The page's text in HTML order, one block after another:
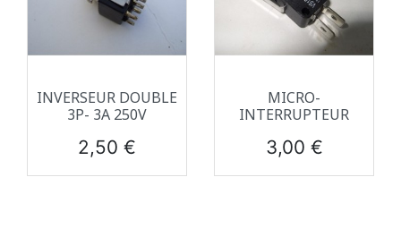
INVERSEUR DOUBLE
3P- 3A 250V
Prix
2,50 €
MICRO-
INTERRUPTEUR
Prix
3,00 €